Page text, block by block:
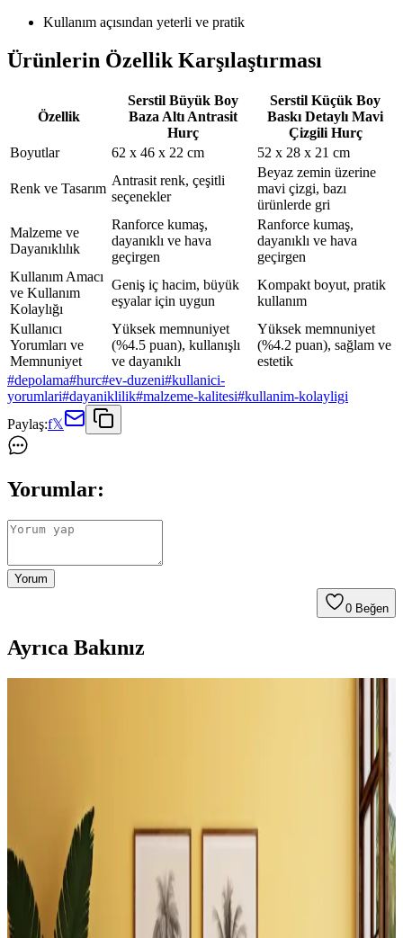
Kullanım açısından yeterli ve pratik
Ürünlerin Özellik Karşılaştırması
Özellik
Serstil Büyük Boy
Baza Altı Antrasit
Hurç
Serstil Küçük Boy
Baskı Detaylı Mavi
Çizgili Hurç
Boyutlar
62 x 46 x 22 cm 52 x 28 x 21 cm
Renk ve Tasarım
Antrasit renk, çeşitli
seçenekler
Beyaz zemin üzerine
mavi çizgi, bazı
ürünlerde gri
Malzeme ve
Dayanıklılık
Ranforce kumaş,
dayanıklı ve hava
geçirgen
Ranforce kumaş,
dayanıklı ve hava
geçirgen
Kullanım Amacı
ve Kullanım
Kolaylığı
Geniş iç hacim, büyük
eşyalar için uygun
Kompakt boyut, pratik
kullanım
Kullanıcı
Yorumları ve
Memnuniyet
Yüksek memnuniyet
(%4.5 puan), kullanışlı
ve dayanıklı
Yüksek memnuniyet
(%4.2 puan), sağlam ve
estetik
#depolama#hurc#ev-duzeni#kullanici-
yorumlari#dayaniklilik#malzeme-kalitesi#kullanim-kolayligi
Paylaş:f𝕏
Yorumlar:
Yorum
0 Beğen
Ayrıca Bakınız
yaratıcı çözümlerle işlevsel ve estetik hale getirilebilir. Depolama
Evde Şömine Yanı Boşluklarını Fonksiyonel ve
Estetik Şekilde Değerlendirme Yöntemleri
Şömine yanındaki boşluklar, raf sistemleri, dekoratif odun
düzenlemeleri ve özel mobilyalarla hem fonksiyonel hem estetik
hale getirilebilir. Alternatif kullanım önerileri ve dikkat edilmesi
gerekenler ele alınmıştır.